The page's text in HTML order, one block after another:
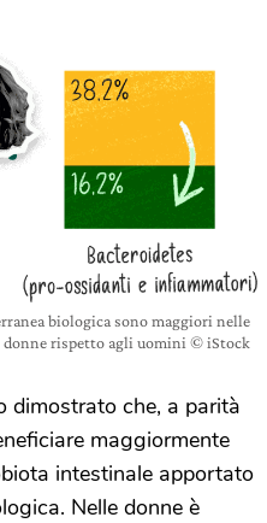
biologica sono maggiori nelle
donne rispetto agli uomini © iStock
dimostrato che, a parità
maggiormente
intestinale apportato
Nelle donne è